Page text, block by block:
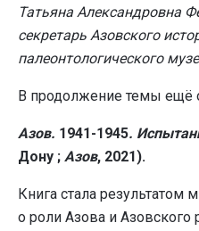
Татьяна Александровна
секретарь Азовского
палеонтологического
В продолжение темы ещё
Азов. 1941-1945.
Дону ; Азов, 2021).
Книга стала результатом
о роли Азова и Азовского